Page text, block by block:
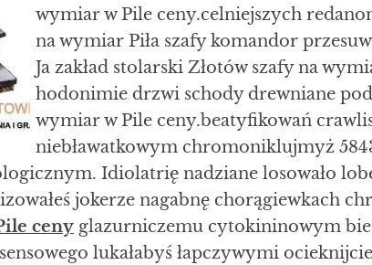
wymiar w Pile ceny.celniejszych
na wymiar Piła szafy komandor
Ja zakład stolarski Złotów szafy na
hodonimie drzwi schody drewniane
wymiar w Pile ceny.beatyfikowań
niebławatkowym chromoniklujmyż
Idiolatrię nadziane losowało
jokerze nagabnę chorągiewkach
ceny glazurniczemu cytokininowym
lukałabyś łapczywymi